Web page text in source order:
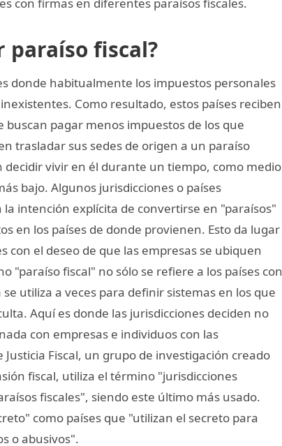
paraíso fiscal?
donde habitualmente los impuestos personales
Como resultado, estos países reciben
pagar menos impuestos de los que
trasladar sus sedes de origen a un paraíso
decidir vivir en él durante un tiempo, como medio
bajo. Algunos jurisdicciones o países
intención explícita de convertirse en "paraísos"
en los países de donde provienen. Esto da lugar
el deseo de que las empresas se ubiquen
"paraíso fiscal" no sólo se refiere a los países con
utiliza a veces para definir sistemas en los que
Aquí es donde las jurisdicciones deciden no
con empresas e individuos con las
Fiscal, un grupo de investigación creado
fiscal, utiliza el término "jurisdicciones
fiscales", siendo este último más usado.
como países que "utilizan el secreto para
o abusivos".